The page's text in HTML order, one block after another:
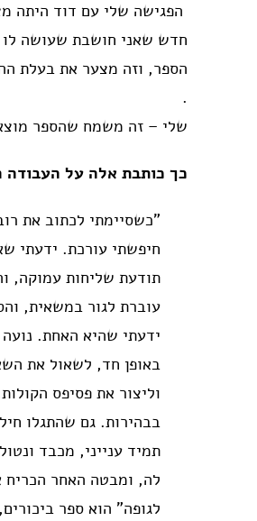
הפגישה שלי עם דוד היתה
חדש שאני חושבת שעושה
הספר, וזה מצער את בעלת
.
שלי – זה משמח שהספר
כך כותבת אלה על
"כשסיימתי לכתוב את
חיפשתי עורכת. ידעתי
תודעת שליחות עמוקה,
עוברת לגור במשאית,
ידעתי שהיא האחת. נועה
באופן חד, לשאול את
וליצור את פסיפס
בבהירות. גם שהתגלו
תמיד ענייני, מכבד
לה, ומבטה האחר הכריח
לגופה" הוא ספר